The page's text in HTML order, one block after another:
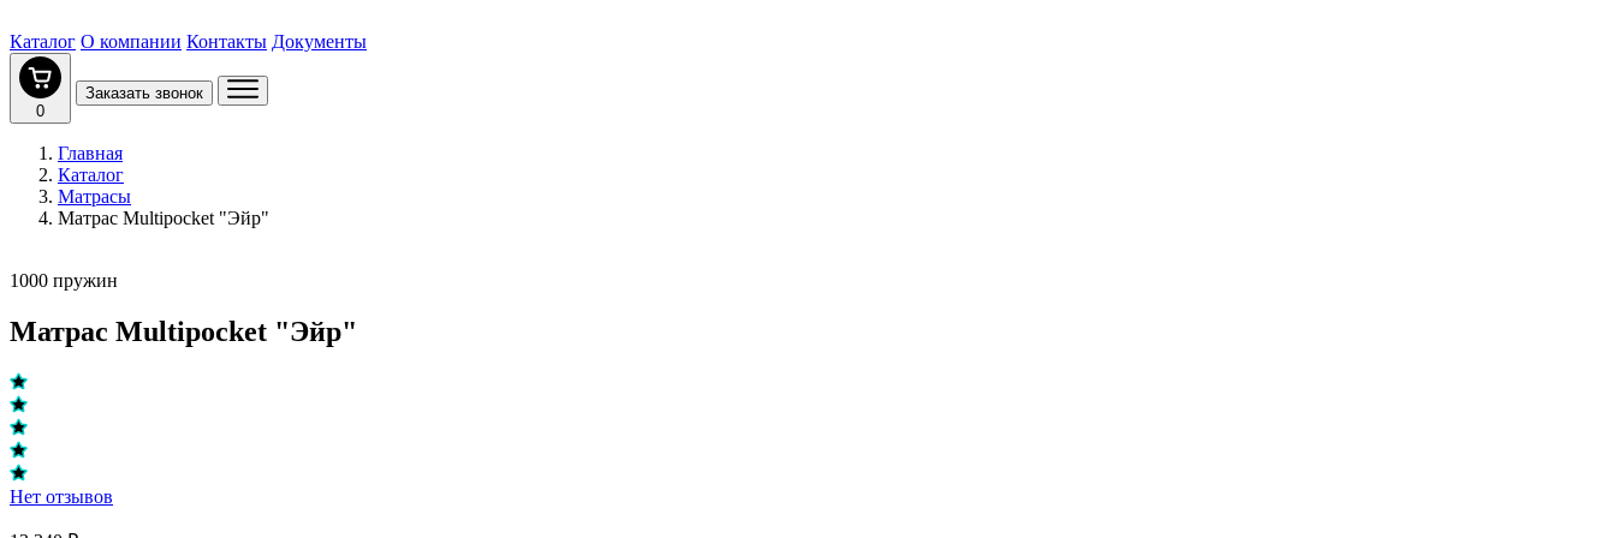
Каталог О компании Контакты Документы
0
Заказать звонок
Главная
Каталог
Матрасы
Матрас Multipocket "Эйр"
1000 пружин
Матрас Multipocket "Эйр"
Нет отзывов